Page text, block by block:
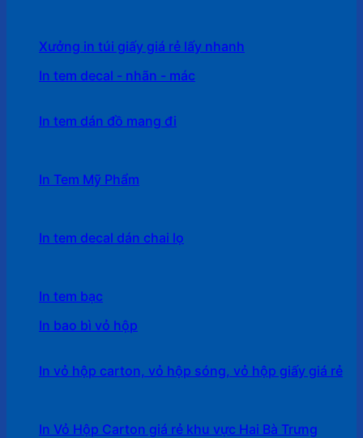
Xưởng in túi giấy giá rẻ lấy nhanh
In tem decal - nhãn - mác
In tem dán đồ mang đi
In Tem Mỹ Phẩm
In tem decal dán chai lọ
In tem bạc
In bao bì vỏ hộp
In vỏ hộp carton, vỏ hộp sóng, vỏ hộp giấy giá rẻ
In Vỏ Hộp Carton giá rẻ khu vực Hai Bà Trưng